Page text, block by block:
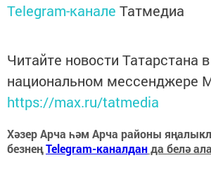
Telegram-канале Татмедиа
Читайте новости Татарстана в
национальном мессенджере
https://max.ru/tatmedia
Хәзер Арча һәм Арча районы
безнеңTelegram-каналданда белә